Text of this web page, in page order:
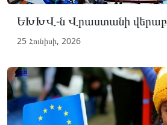
ԵԽԽՎ-ն Վրաստանի
25 Հունիսի, 2026